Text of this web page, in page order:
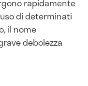
rapidamente
di determinati
il nome
debolezza